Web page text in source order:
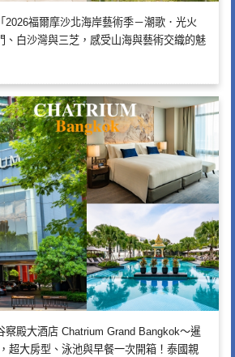
2026福爾摩沙北海岸藝術季－潮歌．光火
、白沙灣與三芝，感受山海與藝術交織的魅
察殿大酒店 Chatrium Grand Bangkok～暹
超大房型、泳池與早餐一次開箱！泰國親